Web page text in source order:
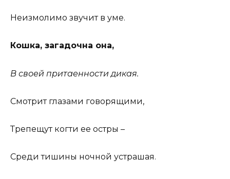
Неизмолимо звучит в уме.
Кошка, загадочна она,
В своей притаенности дикая.
Смотрит глазами говорящими,
Трепещут когти ее остры –
Среди тишины ночной устрашая.